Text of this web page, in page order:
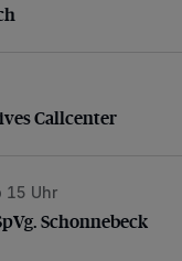
Callcenter
Callcenter
Schonnebeck
15 Uhr
Schonnebeck